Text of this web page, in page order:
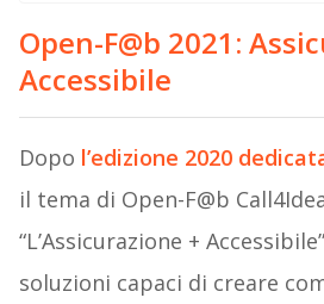
Open-F@b 2021:
Accessibile
Dopo l’edizione 2020
il tema di Open-F@b
“L’Assicurazione +
soluzioni capaci di creare